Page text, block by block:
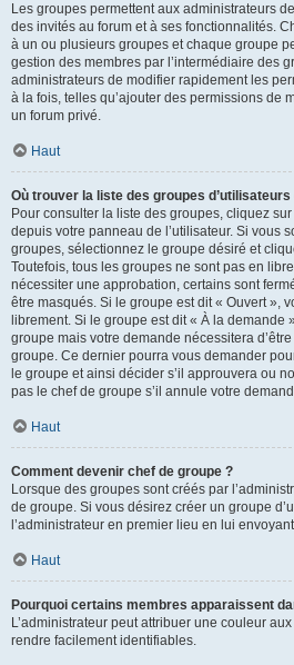
Les groupes permettent aux administrateurs
des invités au forum et à ses fonctionnalités.
à un ou plusieurs groupes et chaque groupe
gestion des membres par l’intermédiaire des
administrateurs de modifier rapidement les
à la fois, telles qu’ajouter des permissions de
un forum privé.
Haut
Où trouver la liste des groupes
Pour consulter la liste des groupes, cliquez
depuis votre panneau de l’utilisateur. Si vous
groupes, sélectionnez le groupe désiré et
Toutefois, tous les groupes ne sont pas en
nécessiter une approbation, certains sont
être masqués. Si le groupe est dit « Ouvert »,
librement. Si le groupe est dit « À la demande
groupe mais votre demande nécessitera
groupe. Ce dernier pourra vous demander
le groupe et ainsi décider s’il approuvera ou
pas le chef de groupe s’il annule votre
Haut
Comment devenir chef de groupe ?
Lorsque des groupes sont créés par
de groupe. Si vous désirez créer un groupe
l’administrateur en premier lieu en lui
Haut
Pourquoi certains membres apparaissent
L’administrateur peut attribuer une couleur
rendre facilement identifiables.